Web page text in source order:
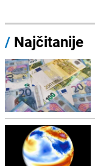
/ Najčitanije